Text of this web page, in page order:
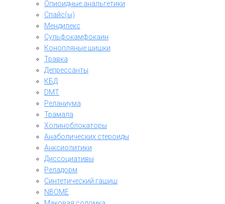
Опиоидные анальгетики
Спайс(ы)
Мендилекс
Сульфокамфокаин
Конопляные шишки
Травка
Депрессанты
КБД
DMT
Реланиума
Трамала
Холиноблокаторы
Анаболических стероиды
Анксиолитики
Диссоциативы
Реладорм
Синтетический гашиш
NBOME